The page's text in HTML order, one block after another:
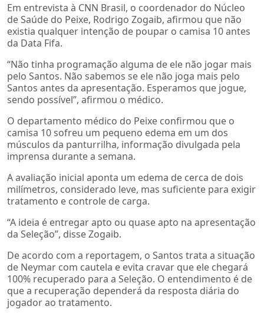
Em entrevista à CNN Brasil, o coordenador do Núcleo
de Saúde do Peixe, Rodrigo Zogaib, afirmou que não
existia qualquer intenção de poupar o camisa 10 antes
da Data Fifa.
“Não tinha programação alguma de ele não jogar mais
pelo Santos. Não sabemos se ele não joga mais pelo
Santos antes da apresentação. Esperamos que jogue,
sendo possível”, afirmou o médico.
O departamento médico do Peixe confirmou que o
camisa 10 sofreu um pequeno edema em um dos
músculos da panturrilha, informação divulgada pela
imprensa durante a semana.
A avaliação inicial aponta um edema de cerca de dois
milímetros, considerado leve, mas suficiente para exigir
tratamento e controle de carga.
“A ideia é entregar apto ou quase apto na apresentação
da Seleção”, disse Zogaib.
De acordo com a reportagem, o Santos trata a situação
de Neymar com cautela e evita cravar que ele chegará
100% recuperado para a Seleção. O entendimento é de
que a recuperação dependerá da resposta diária do
jogador ao tratamento.